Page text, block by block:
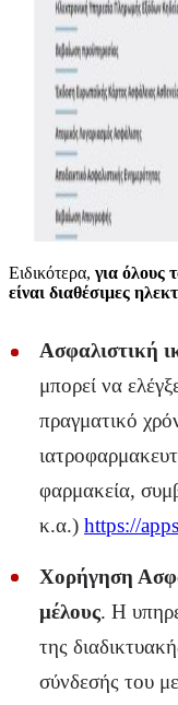
Ειδικότερα, για όλους
είναι διαθέσιμες
Ασφαλιστική
μπορεί να
πραγματικό
φαρμακεία,
κ.α.) https://
Χορήγηση
μέλους. Η
της
σύνδεσής του